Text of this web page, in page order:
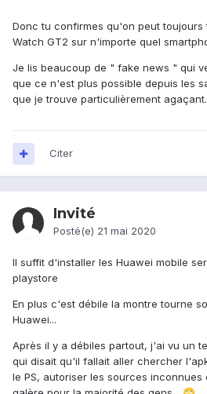
Donc tu confirmes qu'on peut
Watch GT2 sur n'importe quel
Je lis beaucoup de " fake news " qui
que ce n'est plus possible depuis les
que je trouve particulièrement agaçant.
Citer
Invité
Posté(e) 21 mai 2020
Il suffit d'installer les Huawei mobile
playstore
En plus c'est débile la montre tourne
Huawei...
Après il y a débiles partout, j'ai vu un
qui disait qu'il fallait aller chercher
le PS, autoriser les sources